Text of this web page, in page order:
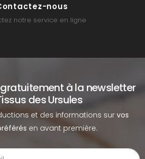
nous
notre service en ligne
à la newsletter
des Ursules
et des informations sur vos
en avant première.